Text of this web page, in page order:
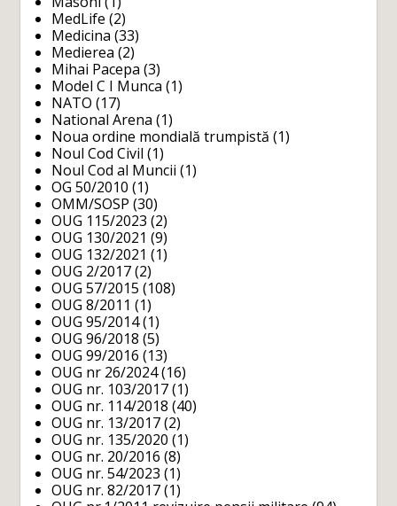
MedLife (2)
Medicina (33)
Medierea (2)
Mihai Pacepa (3)
Model C I Munca (1)
NATO (17)
National Arena (1)
Noua ordine mondială trumpistă (1)
Noul Cod Civil (1)
Noul Cod al Muncii (1)
OG 50/2010 (1)
OMM/SOSP (30)
OUG 115/2023 (2)
OUG 130/2021 (9)
OUG 132/2021 (1)
OUG 2/2017 (2)
OUG 57/2015 (108)
OUG 8/2011 (1)
OUG 95/2014(1)
OUG 96/2018 (5)
OUG 99/2016 (13)
OUG nr 26/2024(16)
OUG nr. 103/2017 (1)
OUG nr. 114/2018 (40)
OUG nr. 13/2017 (2)
OUG nr. 135/2020 (1)
OUG nr. 20/2016 (8)
OUG nr. 54/2023 (1)
OUG nr. 82/2017 (1)